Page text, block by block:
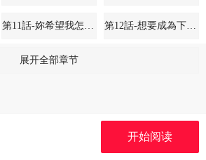
第11話-妳希望我怎麼做? 第12話-想要成為下屬的唯一男人
开始阅读
展开全部章节